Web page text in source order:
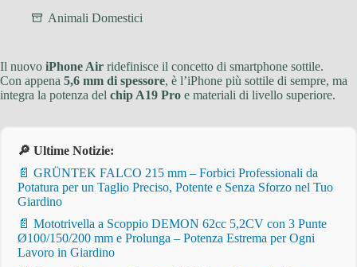
Animali Domestici
Il nuovo iPhone Air ridefinisce il concetto di smartphone sottile.
Con appena 5,6 mm di spessore, è l’iPhone più sottile di sempre, ma
integra la potenza del chip A19 Pro e materiali di livello superiore.
🔎 Ultime Notizie:
📄 GRÜNTEK FALCO 215 mm – Forbici Professionali da
Potatura per un Taglio Preciso, Potente e Senza Sforzo nel Tuo
Giardino
📄 Mototrivella a Scoppio DEMON 62cc 5,2CV con 3 Punte
Ø100/150/200 mm e Prolunga – Potenza Estrema per Ogni
Lavoro in Giardino